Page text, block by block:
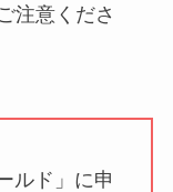
注意くださ
ルド」に申